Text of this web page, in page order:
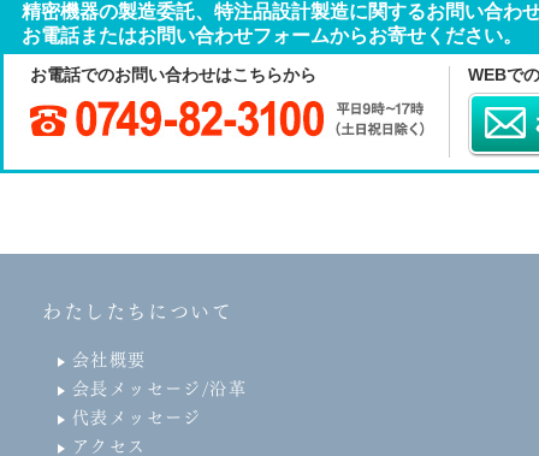
精密機器の製造委託、特注品設計製造に関するお問い合わ
お電話またはお問い合わせフォームからお寄せください。
お電話でのお問い合わせはこちらから WEBで
わたしたちについて
会社概要
会長メッセージ/沿革
代表メッセージ
アクセス